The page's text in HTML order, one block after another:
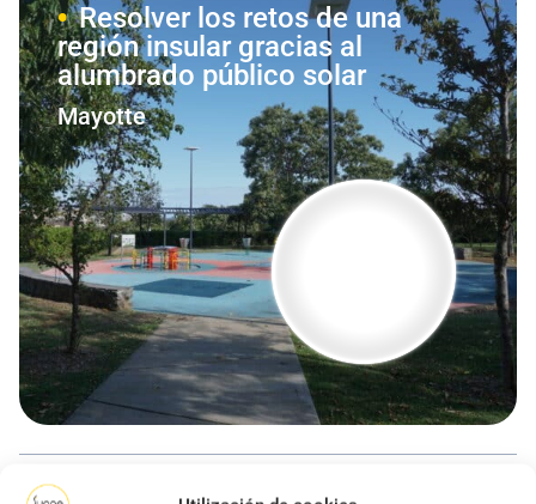
Resolver los retos de una
región insular gracias al
alumbrado público solar
Mayotte